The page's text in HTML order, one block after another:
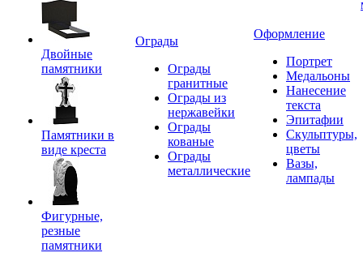
Двойные
памятники
Памятники в
виде креста
Фигурные,
резные
памятники
Ограды
Ограды
гранитные
Ограды из
нержавейки
Ограды
кованые
Ограды
металлические
Оформление
Портрет
Медальоны
Нанесение
текста
Эпитафии
Скульптуры,
цветы
Вазы,
лампады